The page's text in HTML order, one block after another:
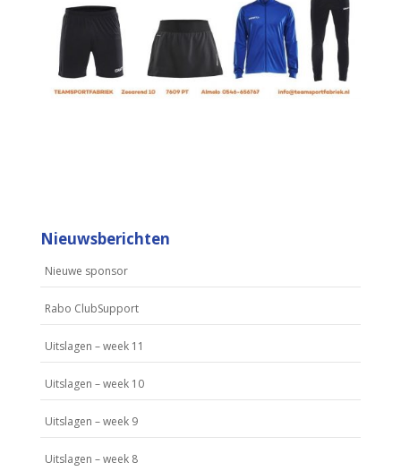
Nieuwsberichten
Nieuwe sponsor
Rabo ClubSupport
Uitslagen – week 11
Uitslagen – week 10
Uitslagen – week 9
Uitslagen – week 8